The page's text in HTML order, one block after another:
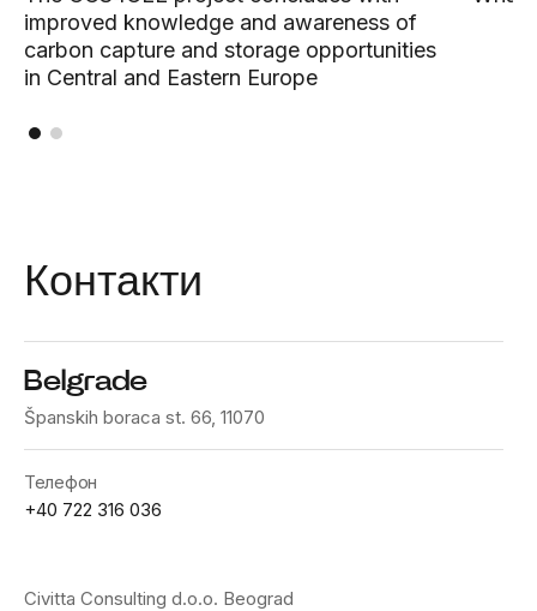
improved knowledge and awareness of
carbon capture and storage opportunities
in Central and Eastern Europe
Контакти
Belgrade
Španskih boraca st. 66, 11070
Телефон
+40 722 316 036
Civitta Consulting d.o.o. Beograd